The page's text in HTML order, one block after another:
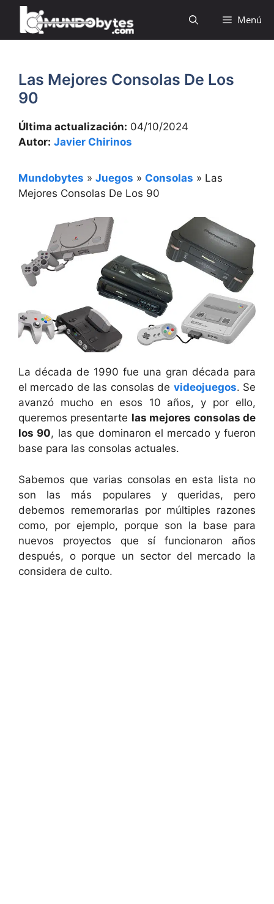
Saltar
contenido
Menú
Las Mejores Consolas De Los
90
Última actualización: 04/10/2024
Autor: Javier Chirinos
Mundobytes » Juegos » Consolas » Las
Mejores Consolas De Los 90
La década de 1990 fue una gran década para
el mercado de las consolas de videojuegos. Se
avanzó mucho en esos 10 años, y por ello,
queremos presentarte las mejores consolas de
los 90, las que dominaron el mercado y fueron
base para las consolas actuales.
Sabemos que varias consolas en esta lista no
son las más populares y queridas, pero
debemos rememorarlas por múltiples razones
como, por ejemplo, porque son la base para
nuevos proyectos que sí funcionaron años
después, o porque un sector del mercado la
considera de culto.